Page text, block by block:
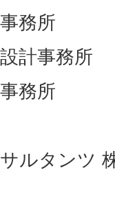
務所
計事務所
務所
ルタンツ